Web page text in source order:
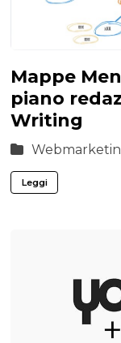
Mappe
piano
Writing
Leggi